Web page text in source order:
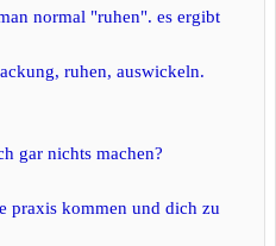
normal "ruhen". es ergibt
ruhen, auswickeln.
gar nichts machen?
praxis kommen und dich zu